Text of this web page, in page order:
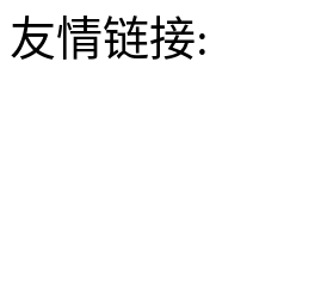
友情链接: